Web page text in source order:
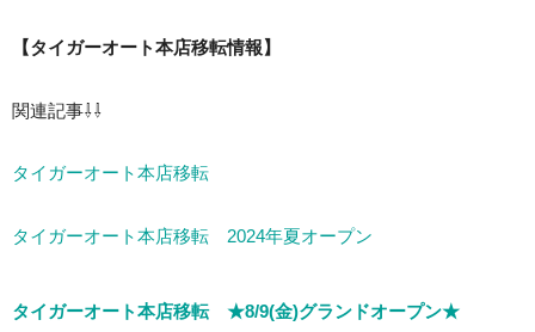
【タイガーオート本店移転情報】
関連記事⇩⇩
タイガーオート本店移転
タイガーオート本店移転 2024年夏オープン
タイガーオート本店移転 ★8/9(金)グランドオープン★